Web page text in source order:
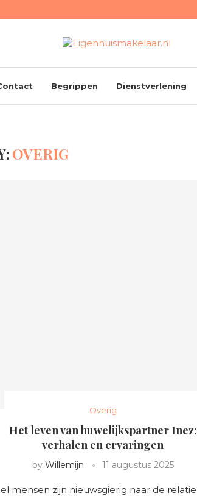
Begrippen Dienstverlening
OVERIG
Overig
Het leven van huwelijkspartner Inez:
verhalen en ervaringen
by Willemijn 11 augustus 2025
mensen zijn nieuwsgierig naar de relatie